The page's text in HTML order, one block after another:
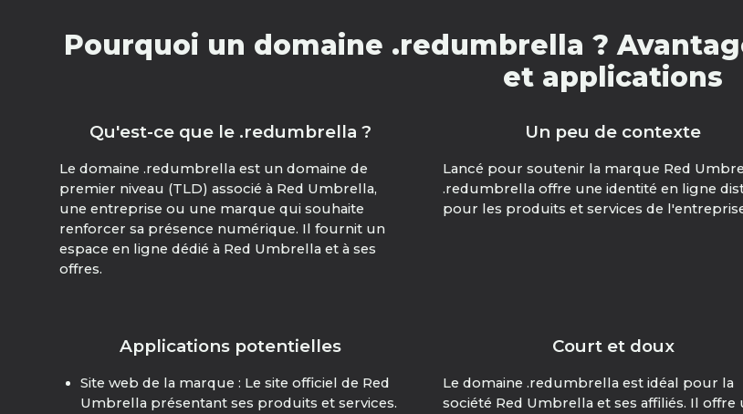
Pourquoi un domaine .redumbrella ?
et applications
Qu'est-ce que le .redumbrella ?
Le domaine .redumbrella est un domaine de
premier niveau (TLD) associé à Red Umbrella,
une entreprise ou une marque qui souhaite
renforcer sa présence numérique. Il fournit un
espace en ligne dédié à Red Umbrella et à ses
offres.
Un peu de contexte
Lancé pour soutenir la marque Red
.redumbrella offre une identité en ligne
pour les produits et services de
Applications potentielles
Site web de la marque : Le site officiel de Red
Umbrella présentant ses produits et services.
Court et doux
Le domaine .redumbrella est idéal pour la
société Red Umbrella et ses affiliés. Il offre